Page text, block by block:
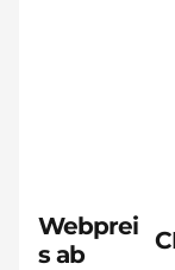
Webprei
s ab